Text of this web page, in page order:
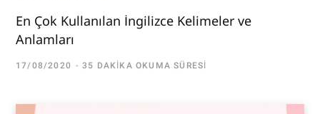
En Çok Kullanılan İngilizce Kelimeler ve
Anlamları
17/08/2020 35 DAKIKA OKUMA SÜRESI